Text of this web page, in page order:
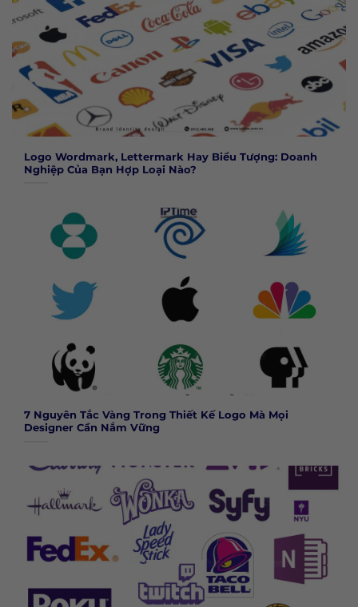
Logo Wordmark, Lettermark Hay Biểu Tượng: Doanh
Nghiệp Của Bạn Hợp Loại Nào?
7 Nguyên Tắc Vàng Trong Thiết Kế Logo Mà Mọi
Designer Cần Nắm Vững